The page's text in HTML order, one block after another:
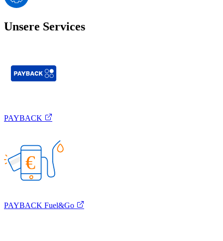
Unsere Services
PAYBACK
€
PAYBACK Fuel&Go